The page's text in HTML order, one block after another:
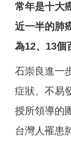
常年是十大
近一半的肺
為12、13個
石崇良進一
症狀、不易
授所領導的
台灣人罹患